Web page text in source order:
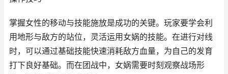
掌握女性的移动与技能施放是成功的关键。玩家要学会利
用地形与敌方的站位，灵活运用女娲的技能。在进行对线
时，可以通过基础技能快速消耗敌方血量，为自己的发育
打下良好基础。而在团战中，女娲需要时刻观察战场形